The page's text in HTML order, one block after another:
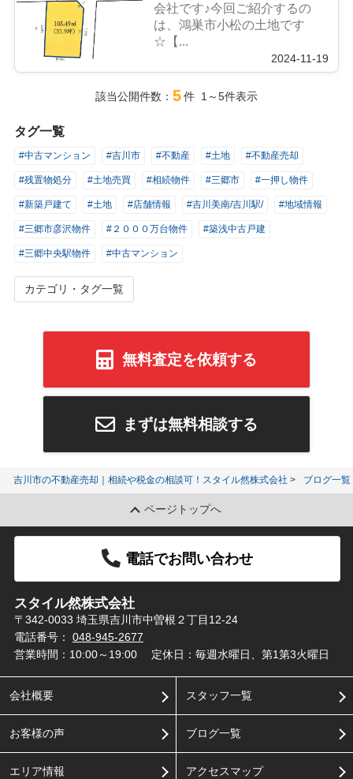
会社です♪今回ご紹介するの
は、鴻巣市小松の土地です
☆【...
2024-11-19
該当公開件数： 5件 1～5件表示
タグ一覧
#中古マンション #吉川市 #不動産 #土地 #不動産売却
#残置物処分 #土地売買 #相続物件 #三郷市 #一押し物件
#新築戸建て #土地 #店舗情報 #吉川美南/吉川駅/ #地域情報
#三郷市彦沢物件 #２０００万台物件 #築浅中古戸建
#三郷中央駅物件 #中古マンション
カテゴリ・タグ一覧
無料査定を依頼する
まずは無料相談する
吉川市の不動産売却｜相続や税金の相談可！スタイル然株式会社 ブログ一覧
ページトップへ
電話でお問い合わせ
スタイル然株式会社
〒342-0033 埼玉県吉川市中曽根２丁目12-24
電話番号： 048-945-2677
営業時間：10:00～19:00
定休日：毎週水曜日、第1第3火曜日
会社概要
お客様の声
エリア情報
スタッフ一覧
ブログ一覧
アクセスマップ